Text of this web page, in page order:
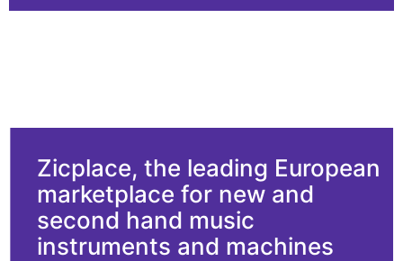
Zicplace, the leading European
marketplace for new and
second hand music
instruments and machines